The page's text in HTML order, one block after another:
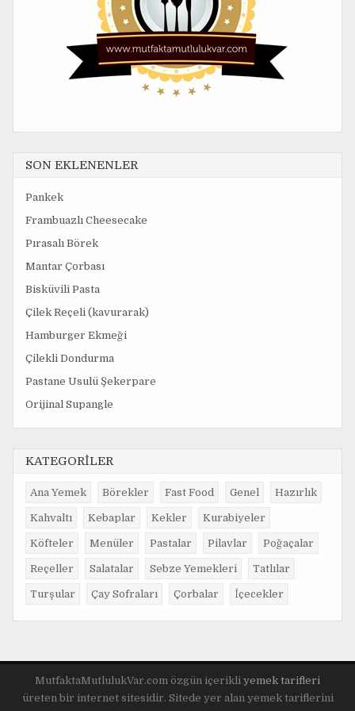
SON EKLENENLER
Pankek
Frambuazlı Cheesecake
Pırasalı Börek
Mantar Çorbası
Bisküvili Pasta
Çilek Reçeli (kavurarak)
Hamburger Ekmeği
Çilekli Dondurma
Pastane Usulü Şekerpare
Orijinal Supangle
KATEGORİLER
Ana Yemek Börekler Fast Food Genel Hazırlık
Kahvaltı Kebaplar Kekler Kurabiyeler
Köfteler Menüler Pastalar Pilavlar Poğaçalar
Reçeller Salatalar Sebze Yemekleri Tatlılar
Turşular Çay Sofraları Çorbalar İçecekler
MutfaktaMutlulukVar.com özgün içerikli yemek tarifleri
üreten bir internet sitesidir. Sitede yer alan yemek tariflerini